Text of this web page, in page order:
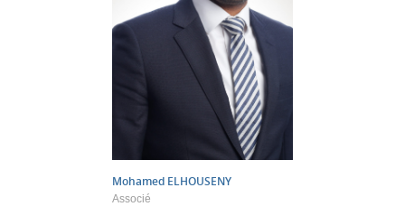
Mohamed ELHOUSENY
Associé